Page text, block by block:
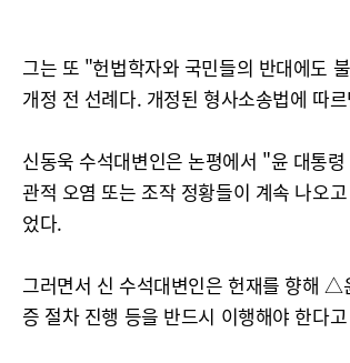
그는 또 "헌법학자와 국민들의 반대에도
개정 전 선례다. 개정된 형사소송법에 따
신동욱 수석대변인은 논평에서 "윤 대통
관적 오염 또는 조작 정황들이 계속 나오
었다.
그러면서 신 수석대변인은 헌재를 향해
증 절차 진행 등을 반드시 이행해야 한다